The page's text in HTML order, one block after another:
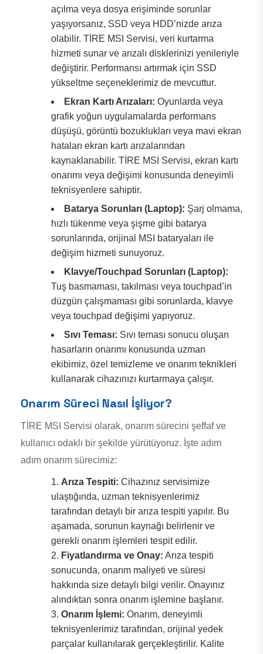
açılma veya dosya erişiminde sorunlar
yaşıyorsanız, SSD veya HDD’nizde arıza
olabilir. TİRE MSI Servisi, veri kurtarma
hizmeti sunar ve arızalı disklerinizi yenileriyle
değiştirir. Performansı artırmak için SSD
yükseltme seçeneklerimiz de mevcuttur.
Ekran Kartı Arızaları: Oyunlarda veya
grafik yoğun uygulamalarda performans
düşüşü, görüntü bozuklukları veya mavi ekran
hataları ekran kartı arızalarından
kaynaklanabilir. TİRE MSI Servisi, ekran kartı
onarımı veya değişimi konusunda deneyimli
teknisyenlere sahiptir.
Batarya Sorunları (Laptop): Şarj olmama,
hızlı tükenme veya şişme gibi batarya
sorunlarında, orijinal MSI bataryaları ile
değişim hizmeti sunuyoruz.
Klavye/Touchpad Sorunları (Laptop):
Tuş basmaması, takılması veya touchpad’in
düzgün çalışmaması gibi sorunlarda, klavye
veya touchpad değişimi yapıyoruz.
Sıvı Teması: Sıvı teması sonucu oluşan
hasarların onarımı konusunda uzman
ekibimiz, özel temizleme ve onarım teknikleri
kullanarak cihazınızı kurtarmaya çalışır.
Onarım Süreci Nasıl İşliyor?
TİRE MSI Servisi olarak, onarım sürecini şeffaf ve
kullanıcı odaklı bir şekilde yürütüyoruz. İşte adım
adım onarım sürecimiz:
Arıza Tespiti: Cihazınız servisimize
ulaştığında, uzman teknisyenlerimiz
tarafından detaylı bir arıza tespiti yapılır. Bu
aşamada, sorunun kaynağı belirlenir ve
gerekli onarım işlemleri tespit edilir.
Fiyatlandırma ve Onay: Arıza tespiti
sonucunda, onarım maliyeti ve süresi
hakkında size detaylı bilgi verilir. Onayınız
alındıktan sonra onarım işlemine başlanır.
Onarım İşlemi: Onarım, deneyimli
teknisyenlerimiz tarafından, orijinal yedek
parçalar kullanılarak gerçekleştirilir. Kalite